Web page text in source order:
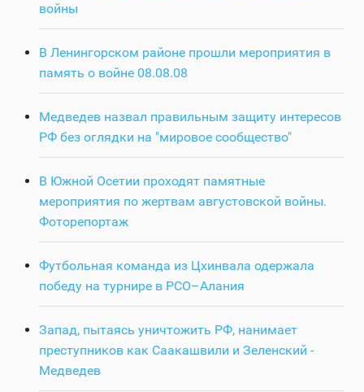
войны
В Ленингорском районе прошли мероприятия в
память о войне 08.08.08
Медведев назвал правильным защиту интересов
РФ без оглядки на "мировое сообщество"
В Южной Осетии проходят памятные
мероприятия по жертвам августовской войны.
Фоторепортаж
Футбольная команда из Цхинвала одержала
победу на турнире в РСО–Алания
Запад, пытаясь уничтожить РФ, нанимает
преступников как Саакашвили и Зеленский -
Медведев